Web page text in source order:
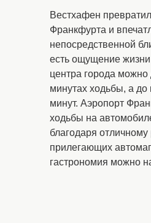
Вестхафен
Франкфурта и
непосредственной
есть ощущение жизни
центра города можно
минутах ходьбы, а до
минут. Аэропорт
ходьбы на
благодаря
прилегающих
гастрономия можно